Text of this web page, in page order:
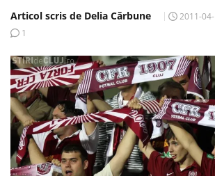
Articol scris de Delia Cărbune 2011-
1